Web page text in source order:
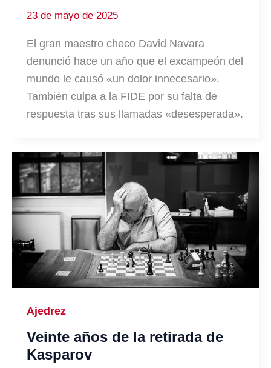
23 de mayo de 2025
El gran maestro checo David Navara
denunció hace un año que el excampeón del
mundo le causó «un dolor innecesario».
También culpa a la FIDE por su falta de
respuesta tras sus llamadas «desesperada».
Ajedrez
Veinte años de la retirada de
Kasparov